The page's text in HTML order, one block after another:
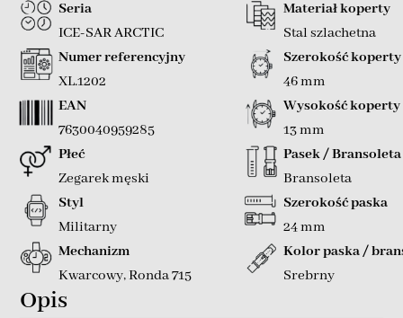
Seria
ICE-SAR ARCTIC
Numer referencyjny
XL.1202
EAN
7630040959285
Płeć
Zegarek męski
Styl
Militarny
Mechanizm
Kwarcowy,Ronda 715
Materiał koperty
Stal szlachetna
Szerokość koperty
46 mm
Wysokość koperty
13 mm
Pasek / Bransoleta
Bransoleta
Szerokość paska
24 mm
Kolor paska /
Srebrny
Opis